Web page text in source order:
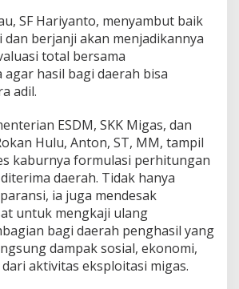
SF Hariyanto, menyambut baik
dan berjanji akan menjadikannya
total bersama
hasil bagi daerah bisa
adil.
ESDM, SKK Migas, dan
Hulu, Anton, ST, MM, tampil
kaburnya formulasi perhitungan
daerah. Tidak hanya
ia juga mendesak
untuk mengkaji ulang
bagi daerah penghasil yang
dampak sosial, ekonomi,
aktivitas eksploitasi migas.